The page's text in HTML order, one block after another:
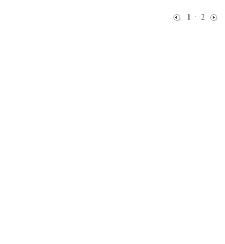
1 · 2